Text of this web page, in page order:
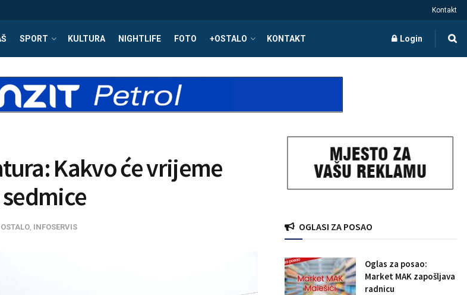
Kontakt
SPORT KULTURA NIGHTLIFE FOTO +OSTALO KONTAKT Login
Kakvo će vrijeme
INFOSERVIS OGLASI ZA POSAO
Oglas za posao:
Market MAK zapošljava
radnicu